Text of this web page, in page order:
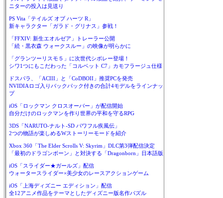
ニターの投入は見送り
PS Vita「テイルズ オブ ハーツ R」
新キャラクター「ガラド・グリナス」参戦！
「FFXIV: 新生エオルゼア」トレーラー公開
「続・黒衣森 ウォークスルー」の映像が明らかに
「グランツーリスモ５」に次世代シボレー登場！
シワ1つにもこだわった「コルベット C7」カモフラージュ仕様
ドスパラ、「ACIII」と「CoDBOII」推奨PCを発売
NVIDIAロゴ入りバックパック付きの合計4モデルをラインナッ
プ
iOS「ロックマン クロスオーバー」が配信開始
自分だけのロックマンを作り世界の平和を守るRPG
3DS「NARUTO-ナルト-SD パワフル疾風伝」
2つの物語が楽しめるWストーリーモードを紹介
Xbox 360「The Elder Scrolls V: Skyrim」DLC第3弾配信決定
「最初のドラゴンボーン」と対決する「Dragonborn」日本語版
iOS「スライダー★ガールズ」配信
ウォータースライダー×美少女のレースアクションゲーム
iOS「上海ディズニー エディション」配信
全12アニメ作品をテーマとしたディズニー版名作パズル